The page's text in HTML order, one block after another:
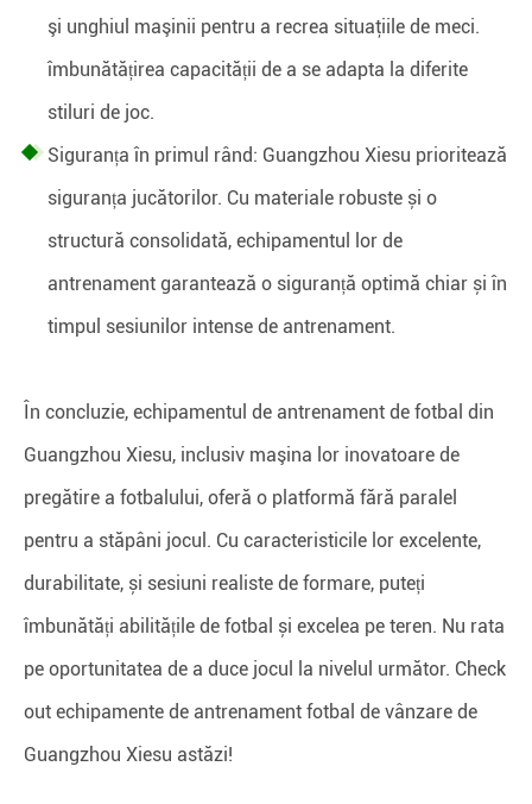
şi unghiul maşinii pentru a recrea situaţiile de meci.
îmbunătățirea capacității de a se adapta la diferite
stiluri de joc.
Siguranța în primul rând: Guangzhou Xiesu prioritează
siguranța jucătorilor. Cu materiale robuste și o
structură consolidată, echipamentul lor de
antrenament garantează o siguranță optimă chiar și în
timpul sesiunilor intense de antrenament.
În concluzie, echipamentul de antrenament de fotbal din
Guangzhou Xiesu, inclusiv maşina lor inovatoare de
pregătire a fotbalului, oferă o platformă fără paralel
pentru a stăpâni jocul. Cu caracteristicile lor excelente,
durabilitate, și sesiuni realiste de formare, puteți
îmbunătăți abilitățile de fotbal și excelea pe teren. Nu rata
pe oportunitatea de a duce jocul la nivelul următor. Check
out echipamente de antrenament fotbal de vânzare de
Guangzhou Xiesu astăzi!